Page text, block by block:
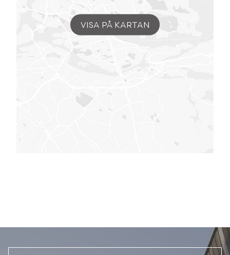
VISA PÅ KARTAN